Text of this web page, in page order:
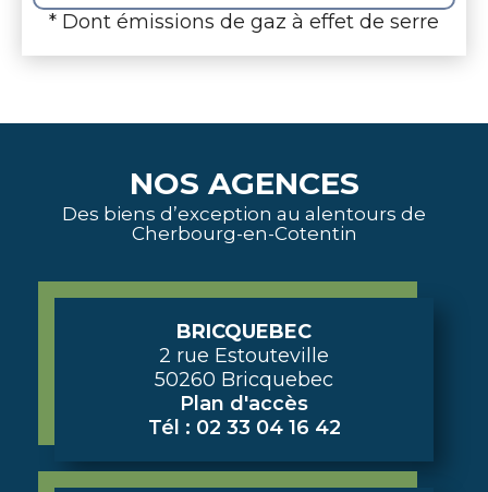
* Dont émissions de gaz à effet de serre
NOS AGENCES
Des biens d’exception au alentours de
Cherbourg-en-Cotentin
BRICQUEBEC
2 rue Estouteville
50260 Bricquebec
Plan d'accès
Tél : 02 33 04 16 42